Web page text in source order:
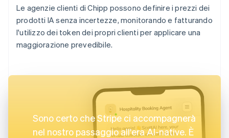
Le agenzie clienti di Chipp possono definire i prezzi dei
prodotti IA senza incertezze, monitorando e fatturando
l'utilizzo dei token dei propri clienti per applicare una
maggiorazione prevedibile.
Sono certo che Stripe ci accompagnerà
nel nostro passaggio all'era AI-native. È